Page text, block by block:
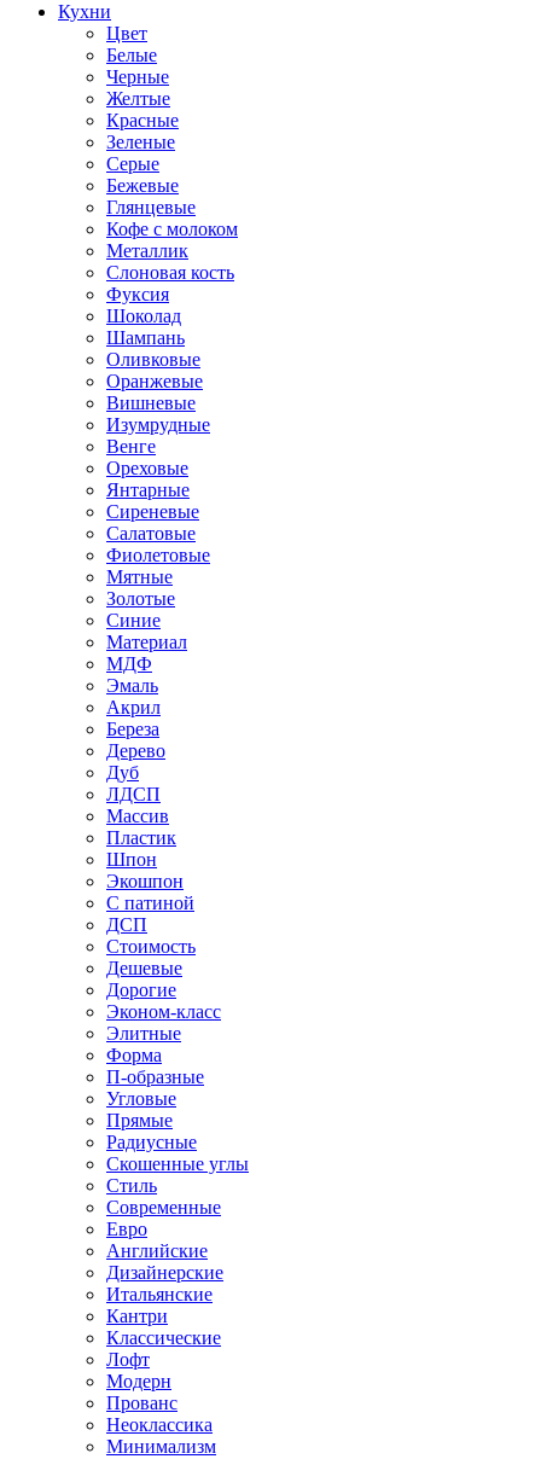
Кухни
Цвет
Белые
Черные
Желтые
Красные
Зеленые
Серые
Бежевые
Глянцевые
Кофе с молоком
Металлик
Слоновая кость
Фуксия
Шоколад
Шампань
Оливковые
Оранжевые
Вишневые
Изумрудные
Венге
Ореховые
Янтарные
Сиреневые
Салатовые
Фиолетовые
Мятные
Золотые
Синие
Материал
МДФ
Эмаль
Акрил
Береза
Дерево
Дуб
ЛДСП
Массив
Пластик
Шпон
Экошпон
С патиной
ДСП
Стоимость
Дешевые
Дорогие
Эконом-класс
Элитные
Форма
П-образные
Угловые
Прямые
Радиусные
Скошенные углы
Стиль
Современные
Евро
Английские
Дизайнерские
Итальянские
Кантри
Классические
Лофт
Модерн
Прованс
Неоклассика
Минимализм